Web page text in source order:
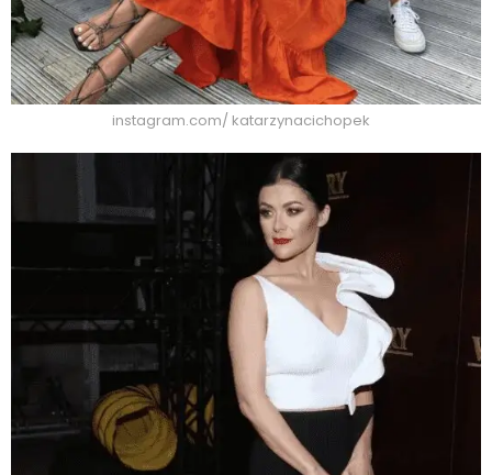
instagram.com/ katarzynacichopek